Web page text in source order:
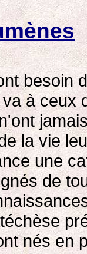
besoin
à ceux
la vie
une
de
nés en